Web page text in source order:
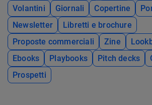
Volantini
Giornali Copertine
Newsletter
Libretti e brochure
Proposte commerciali
Zine
Ebooks
Playbooks Pitch decks
Prospetti